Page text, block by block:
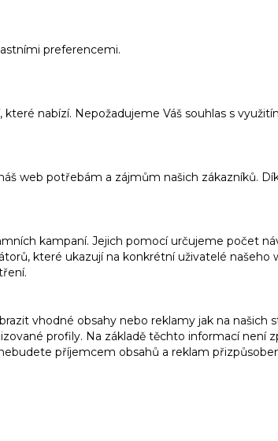
preferencemi.
nabízí. Nepožadujeme Váš souhlas s
web potřebám a zájmům našich zákazníků.
kampaní. Jejich pomocí určujeme počet
které ukazují na konkrétní uživatelé
vhodné obsahy nebo reklamy jak na
profily. Na základě těchto informací není
příjemcem obsahů a reklam